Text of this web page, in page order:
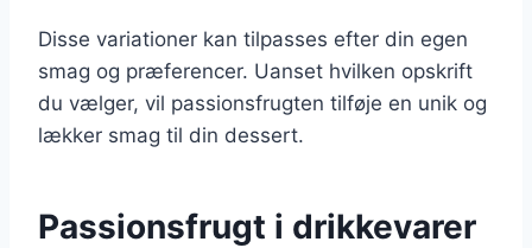
Disse variationer kan tilpasses efter din egen
smag og præferencer. Uanset hvilken opskrift
du vælger, vil passionsfrugten tilføje en unik og
lækker smag til din dessert.
Passionsfrugt i drikkevarer